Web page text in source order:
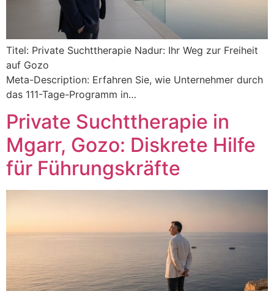
Titel: Private Suchttherapie Nadur: Ihr Weg zur Freiheit
auf Gozo
Meta-Description: Erfahren Sie, wie Unternehmer durch
das 111-Tage-Programm in…
Private Suchttherapie in
Mgarr, Gozo: Diskrete Hilfe
für Führungskräfte